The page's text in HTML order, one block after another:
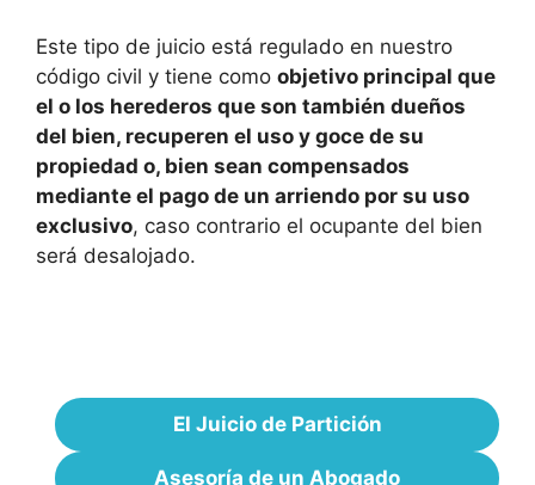
Este tipo de juicio está regulado en nuestro
código civil y tiene como objetivo principal que
el o los herederos que son también dueños
del bien, recuperen el uso y goce de su
propiedad o, bien sean compensados
mediante el pago de un arriendo por su uso
exclusivo, caso contrario el ocupante del bien
será desalojado.
El Juicio de Partición
Asesoría de un Abogado